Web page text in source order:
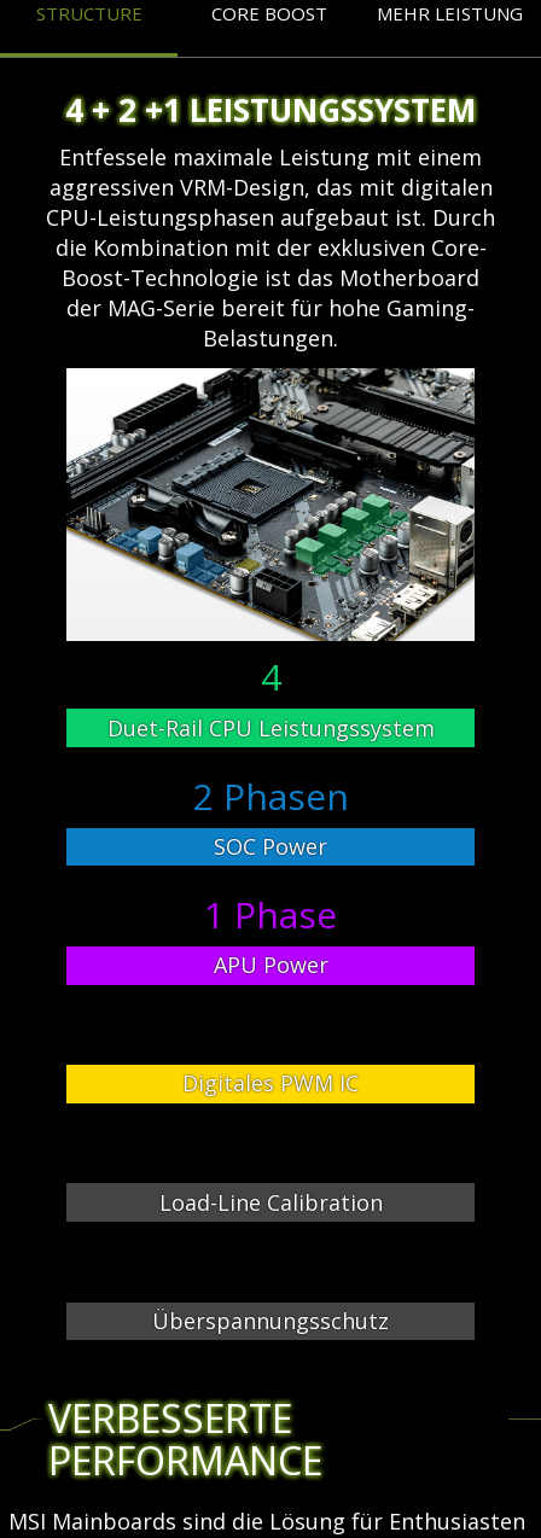
STRUCTURE CORE BOOST MEHR LEISTUNG
4 + 2 +1 LEISTUNGSSYSTEM
Entfessele maximale Leistung mit einem
aggressiven VRM-Design, das mit digitalen
CPU-Leistungsphasen aufgebaut ist. Durch
die Kombination mit der exklusiven Core-
Boost-Technologie ist das Motherboard
der MAG-Serie bereit für hohe Gaming-
Belastungen.
4
Duet-Rail CPU Leistungssystem
2 Phasen
SOC Power
1 Phase
APU Power
Digitales PWM IC
Load-Line Calibration
Überspannungsschutz
VERBESSERTE
PERFORMANCE
MSI Mainboards sind die Lösung für Enthusiasten